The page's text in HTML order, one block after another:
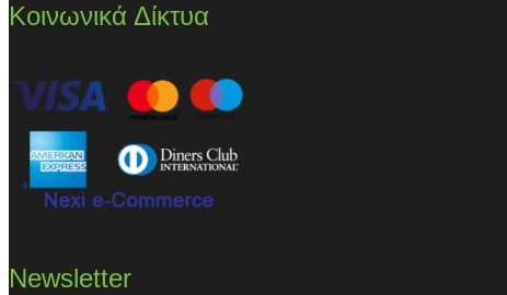
Κοινωνικά Δίκτυα
Newsletter